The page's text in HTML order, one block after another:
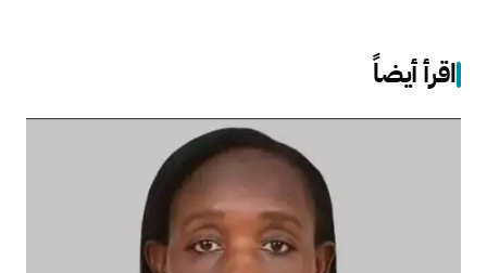
اقرأ أيضاً